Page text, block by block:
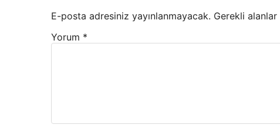
E-posta adresiniz yayınlanmayacak. Gerekli alanlar
Yorum *